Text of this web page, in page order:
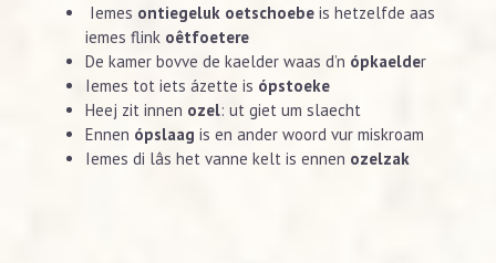
Iemes ontiegeluk oetschoebe is hetzelfde aas
iemes flink oêtfoetere
De kamer bovve de kaelder waas d’n ópkaelder
Iemes tot iets ázette is ópstoeke
Heej zit innen ozel: ut giet um slaecht
Ennen ópslaag is en ander woord vur miskroam
Iemes di lâs het vanne kelt is ennen ozelzak